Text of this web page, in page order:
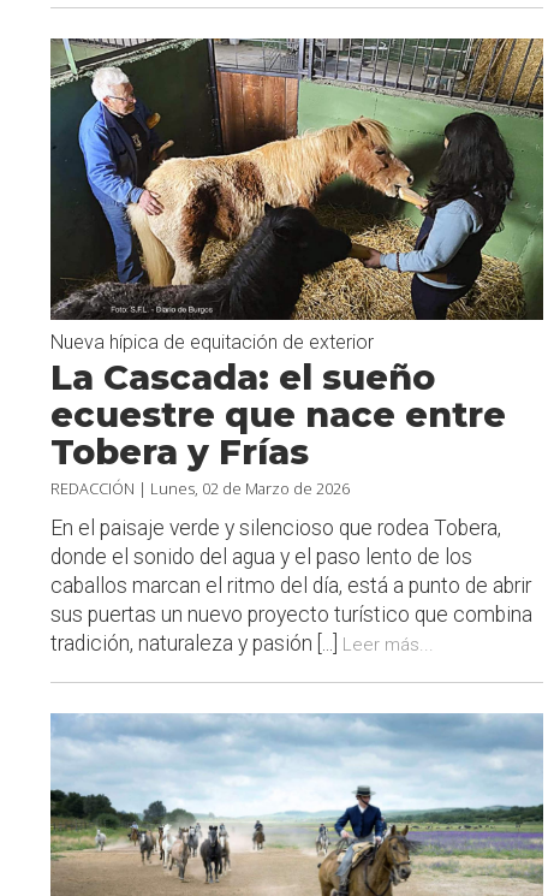
Nueva hípica de equitación de exterior
La Cascada: el sueño
ecuestre que nace entre
Tobera y Frías
REDACCIÓN | Lunes, 02 de Marzo de 2026
En el paisaje verde y silencioso que rodea Tobera,
donde el sonido del agua y el paso lento de los
caballos marcan el ritmo del día, está a punto de abrir
sus puertas un nuevo proyecto turístico que combina
tradición, naturaleza y pasión [...]
Leer más...